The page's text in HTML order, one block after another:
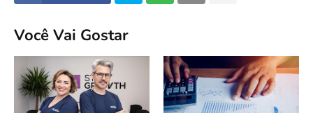
Você Vai Gostar